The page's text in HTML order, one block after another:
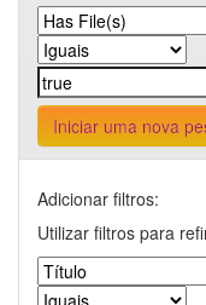
Iniciar uma nova
Adicionar filtros:
Utilizar filtros para